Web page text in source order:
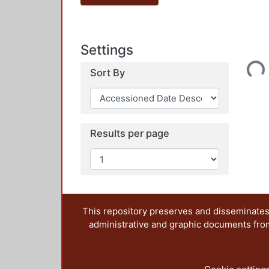
Settings
Sort By
Results per page
Loading...
This repository preserves and
administrative and graphic documents